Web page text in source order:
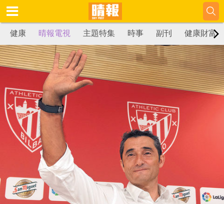
健康 晴報電視 主題特集 時事 副刊 健康財富